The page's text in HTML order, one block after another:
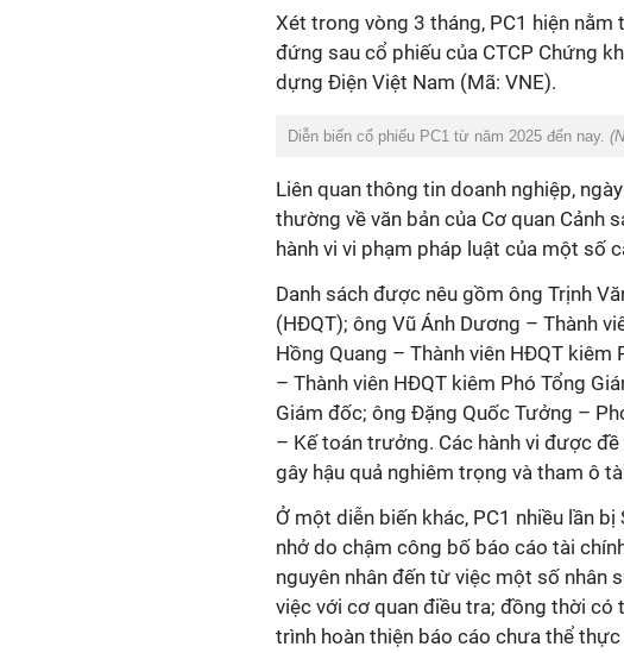
Xét trong vòng 3 tháng, PC1 hiện
đứng sau cổ phiếu của CTCP Chứng
dựng Điện Việt Nam (Mã: VNE).
Diễn biến cổ phiếu PC1 từ năm 2025 đến nay.
Liên quan thông tin doanh nghiệp,
thường về văn bản của Cơ quan Cảnh
hành vi vi phạm pháp luật của một số
Danh sách được nêu gồm ông Trịnh
(HĐQT); ông Vũ Ánh Dương – Thành
Hồng Quang – Thành viên HĐQT
– Thành viên HĐQT kiêm Phó Tổng
Giám đốc; ông Đặng Quốc Tưởng –
– Kế toán trưởng. Các hành vi được
gây hậu quả nghiêm trọng và tham ô
Ở một diễn biến khác, PC1 nhiều lần
nhở do chậm công bố báo cáo tài
nguyên nhân đến từ việc một số nhân
việc với cơ quan điều tra; đồng thời
trình hoàn thiện báo cáo chưa thể